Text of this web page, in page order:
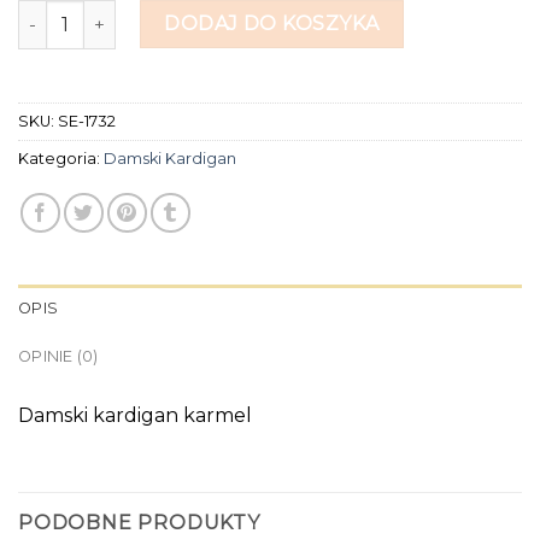
ilość damski kardiganDODAJ DO KOSZYKA
SKU: SE-1732
Kategoria: Damski Kardigan
OPIS
OPINIE (0)
Damski kardigan karmel
PODOBNE PRODUKTY